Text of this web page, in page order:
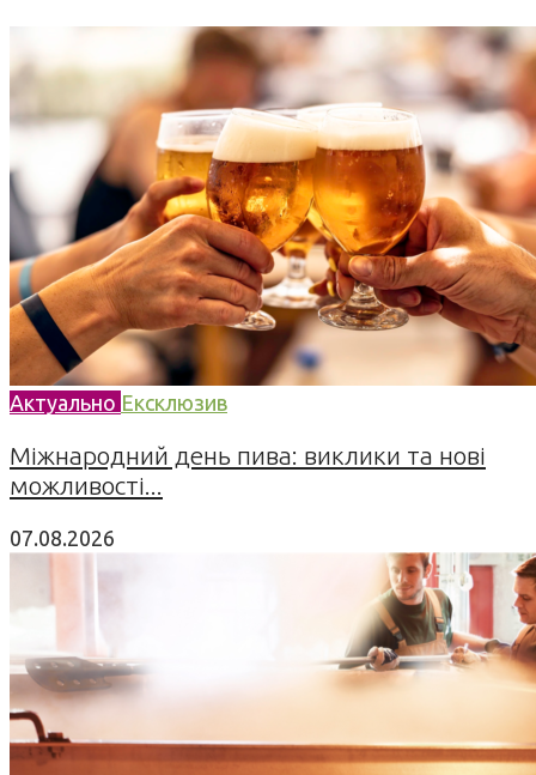
Актуально Ексклюзив
Міжнародний день пива: виклики та нові
можливості...
07.08.2026